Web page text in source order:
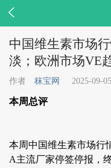

中国维生素市场
淡；欧洲市场VE
作者 秣宝网 2025-09-
本周总评
本周中国维生素市场行
A主流厂家停签停报，